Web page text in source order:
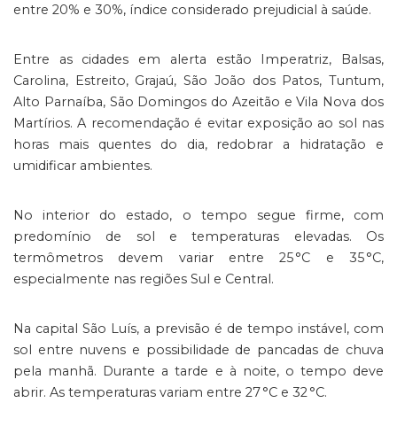
entre 20% e 30%, índice considerado prejudicial à saúde.
Entre as cidades em alerta estão Imperatriz, Balsas,
Carolina, Estreito, Grajaú, São João dos Patos, Tuntum,
Alto Parnaíba, São Domingos do Azeitão e Vila Nova dos
Martírios. A recomendação é evitar exposição ao sol nas
horas mais quentes do dia, redobrar a hidratação e
umidificar ambientes.
No interior do estado, o tempo segue firme, com
predomínio de sol e temperaturas elevadas. Os
termômetros devem variar entre 25 °C e 35 °C,
especialmente nas regiões Sul e Central.
Na capital São Luís, a previsão é de tempo instável, com
sol entre nuvens e possibilidade de pancadas de chuva
pela manhã. Durante a tarde e à noite, o tempo deve
abrir. As temperaturas variam entre 27 °C e 32 °C.